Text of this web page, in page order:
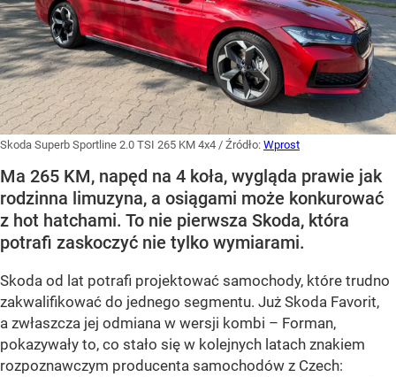
Skoda Superb Sportline 2.0 TSI 265 KM 4x4 / Źródło: Wprost
Ma 265 KM, napęd na 4 koła, wygląda prawie jak
rodzinna limuzyna, a osiągami może konkurować
z hot hatchami. To nie pierwsza Skoda, która
potrafi zaskoczyć nie tylko wymiarami.
Skoda od lat potrafi projektować samochody, które trudno
zakwalifikować do jednego segmentu. Już Skoda Favorit,
a zwłaszcza jej odmiana w wersji kombi – Forman,
pokazywały to, co stało się w kolejnych latach znakiem
rozpoznawczym producenta samochodów z Czech: